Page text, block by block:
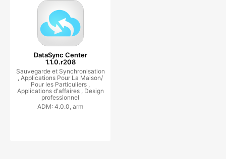
DataSync Center
1.1.0.r208
Sauvegarde et Synchronisation
Applications Pour La Maison/
Pour les Particuliers ,
Applications d'affaires , Design
professionnel
ADM: 4.0.0, arm